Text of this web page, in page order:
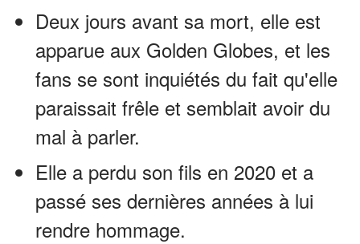
Deux jours avant sa mort, elle est
apparue aux Golden Globes, et les
fans se sont inquiétés du fait qu'elle
paraissait frêle et semblait avoir du
mal à parler.
Elle a perdu son fils en 2020 et a
passé ses dernières années à lui
rendre hommage.